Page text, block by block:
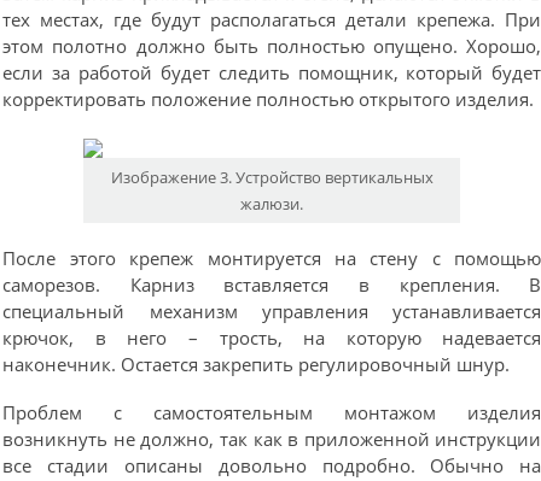
тех местах, где будут располагаться детали крепежа. При
этом полотно должно быть полностью опущено. Хорошо,
если за работой будет следить помощник, который будет
корректировать положение полностью открытого изделия.
Изображение 3. Устройство вертикальных
жалюзи.
После этого крепеж монтируется на стену с помощью
саморезов. Карниз вставляется в крепления. В
специальный механизм управления устанавливается
крючок, в него – трость, на которую надевается
наконечник. Остается закрепить регулировочный шнур.
Проблем с самостоятельным монтажом изделия
возникнуть не должно, так как в приложенной инструкции
все стадии описаны довольно подробно. Обычно на